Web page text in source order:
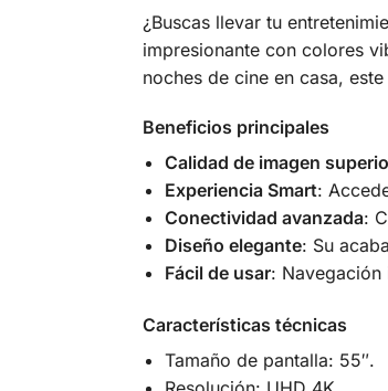
¿Buscas llevar tu
impresionante con colores
noches de cine en casa,
Beneficios principales
Calidad de imagen
Experiencia Smart:
Conectividad avanzada:
Diseño elegante: Su
Fácil de usar: Navegación
Características técnicas
Tamaño de pantalla: 55″.